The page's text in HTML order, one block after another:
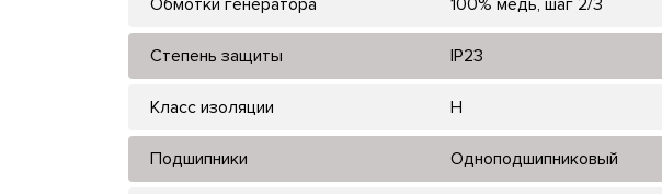
Степень защиты IP23
Класс изоляции H
Подшипники Одноподшипниковый